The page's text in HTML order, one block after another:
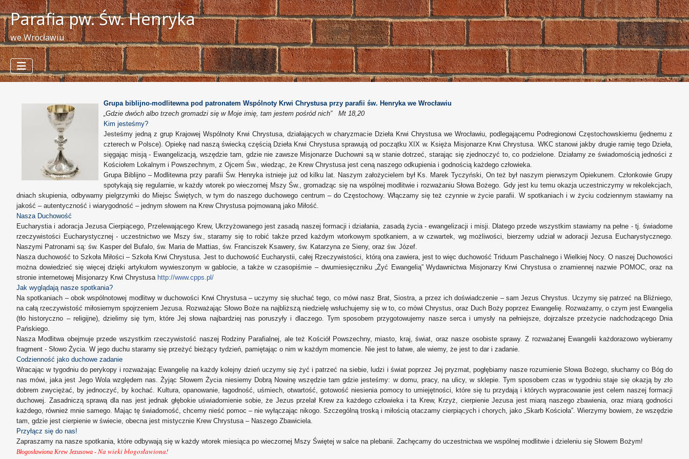
Parafia pw. Św. Henryka
we Wrocławiu
Grupa biblijno-modlitewna pod patronatem Wspólnoty Krwi Chrystusa przy parafii św. Henryka we Wrocławiu
„Gdzie dwóch albo trzech gromadzi się w Moje imię, tam jestem pośród nich” Mt 18,20
Kim jesteśmy?
Jesteśmy jedną z grup Krajowej Wspólnoty Krwi Chrystusa, działających w charyzmacie Dzieła Krwi Chrystusa we Wrocławiu, podlegającemu Podregionowi Częstochowskiemu (jednemu z
czterech w Polsce). Opiekę nad naszą świecką częścią Dzieła Krwi Chrystusa sprawują od początku XIX w. Księża Misjonarze Krwi Chrystusa. WKC stanowi jakby drugie ramię tego Dzieła,
sięgając misją - Ewangelizacją, wszędzie tam, gdzie nie zawsze Misjonarze Duchowni są w stanie dotrzeć, starając się zjednoczyć to, co podzielone. Działamy ze świadomością jedności z
Kościołem Lokalnym i Powszechnym, z Ojcem Św., wiedząc, że Krew Chrystusa jest ceną naszego odkupienia i godnością każdego człowieka.
Grupa Biblijno – Modlitewna przy parafii Św. Henryka istnieje już od kilku lat. Naszym założycielem był Ks. Marek Tyczyński, On też był naszym pierwszym Opiekunem. Członkowie Grupy
spotykają się regularnie, w każdy wtorek po wieczornej Mszy Św., gromadząc się na wspólnej modlitwie i rozważaniu Słowa Bożego. Gdy jest ku temu okazja uczestniczymy w rekolekcjach,
dniach skupienia, odbywamy pielgrzymki do Miejsc Świętych, w tym do naszego duchowego centrum – do Częstochowy. Włączamy się też czynnie w życie parafii. W spotkaniach i w życiu codziennym stawiamy na
jakość – autentyczność i wiarygodność – jednym słowem na Krew Chrystusa pojmowaną jako Miłość.
Nasza Duchowość
Eucharystia i adoracja Jezusa Cierpiącego, Przelewającego Krew, Ukrzyżowanego jest zasadą naszej formacji i działania, zasadą życia - ewangelizacji i misji. Dlatego przede wszystkim stawiamy na pełne - tj. świadome
rzeczywistości Eucharystycznej - uczestnictwo we Mszy św., staramy się to robić także przed każdym wtorkowym spotkaniem, a w czwartek, wg możliwości, bierzemy udział w adoracji Jezusa Eucharystycznego.
Naszymi Patronami są: św. Kasper del Bufalo, św. Maria de Mattias, św. Franciszek Ksawery, św. Katarzyna ze Sieny, oraz św. Józef.
Nasza duchowość to Szkoła Miłości – Szkoła Krwi Chrystusa. Jest to duchowość Eucharystii, całej Rzeczywistości, którą ona zawiera, jest to więc duchowość Triduum Paschalnego i Wielkiej Nocy. O naszej Duchowości
można dowiedzieć się więcej dzięki artykułom wywieszonym w gablocie, a także w czasopiśmie – dwumiesięczniku „Żyć Ewangelią” Wydawnictwa Misjonarzy Krwi Chrystusa o znamiennej nazwie POMOC, oraz na
stronie internetowej Misjonarzy Krwi Chrystusa http://www.cpps.pl/
Jak wyglądają nasze spotkania?
Na spotkaniach – obok wspólnotowej modlitwy w duchowości Krwi Chrystusa – uczymy się słuchać tego, co mówi nasz Brat, Siostra, a przez ich doświadczenie – sam Jezus Chrystus. Uczymy się patrzeć na Bliźniego,
na całą rzeczywistość miłosiernym spojrzeniem Jezusa. Rozważając Słowo Boże na najbliższą niedzielę wsłuchujemy się w to, co mówi Chrystus, oraz Duch Boży poprzez Ewangelię. Rozważamy, o czym jest Ewangelia
(tło historyczno – religijne), dzielimy się tym, które Jej słowa najbardziej nas poruszyły i dlaczego. Tym sposobem przygotowujemy nasze serca i umysły na pełniejsze, dojrzalsze przeżycie nadchodzącego Dnia
Pańskiego.
Nasza Modlitwa obejmuje przede wszystkim rzeczywistość naszej Rodziny Parafialnej, ale też Kościół Powszechny, miasto, kraj, świat, oraz nasze osobiste sprawy. Z rozważanej Ewangelii każdorazowo wybieramy
fragment - Słowo Życia. W jego duchu staramy się przeżyć bieżący tydzień, pamiętając o nim w każdym momencie. Nie jest to łatwe, ale wiemy, że jest to dar i zadanie.
Codzienność jako duchowe zadanie
Wracając w tygodniu do perykopy i rozważając Ewangelię na każdy kolejny dzień uczymy się żyć i patrzeć na siebie, ludzi i świat poprzez Jej pryzmat, pogłębiamy nasze rozumienie Słowa Bożego, słuchamy co Bóg do
nas mówi, jaka jest Jego Wola względem nas. Żyjąc Słowem Życia niesiemy Dobrą Nowinę wszędzie tam gdzie jesteśmy: w domu, pracy, na ulicy, w sklepie. Tym sposobem czas w tygodniu staje się okazją by zło
dobrem zwyciężać, by jednoczyć, by kochać. Kultura, opanowanie, łagodność, uśmiech, otwartość, gotowość niesienia pomocy to umiejętności, które się tu przydają i których wypracowanie jest celem naszej formacji
duchowej. Zasadniczą sprawą dla nas jest jednak głębokie uświadomienie sobie, że Jezus przelał Krew za każdego człowieka i ta Krew, Krzyż, cierpienie Jezusa jest miarą naszego zbawienia, oraz miarą godności
każdego, również mnie samego. Mając tę świadomość, chcemy nieść pomoc – nie wyłączając nikogo. Szczególną troską i miłością otaczamy cierpiących i chorych, jako „Skarb Kościoła”. Wierzymy bowiem, że wszędzie
tam, gdzie jest cierpienie w świecie, obecna jest mistycznie Krew Chrystusa – Naszego Zbawiciela.
Przyłącz się do nas!
Zapraszamy na nasze spotkania, które odbywają się w każdy wtorek miesiąca po wieczornej Mszy Świętej w salce na plebanii. Zachęcamy do uczestnictwa we wspólnej modlitwie i dzieleniu się Słowem Bożym!
Błogosławiona Krew Jezusowa - Na wieki błogosławiona!